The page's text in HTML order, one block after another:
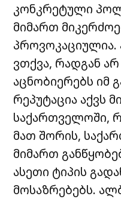
კონკრეტული
მიმართ
პროვოკაციულია.
ვთქვა, რადგან
აცნობიერებს იმ
რეპუტაცია აქვს
საქართველოში,
მათ შორის,
მიმართ
ასეთი ტიპის
მოსაზრებებს.